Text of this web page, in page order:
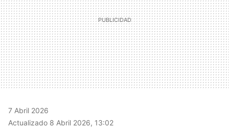
7 Abril 2026
Actualizado 8 Abril 2026, 13:02